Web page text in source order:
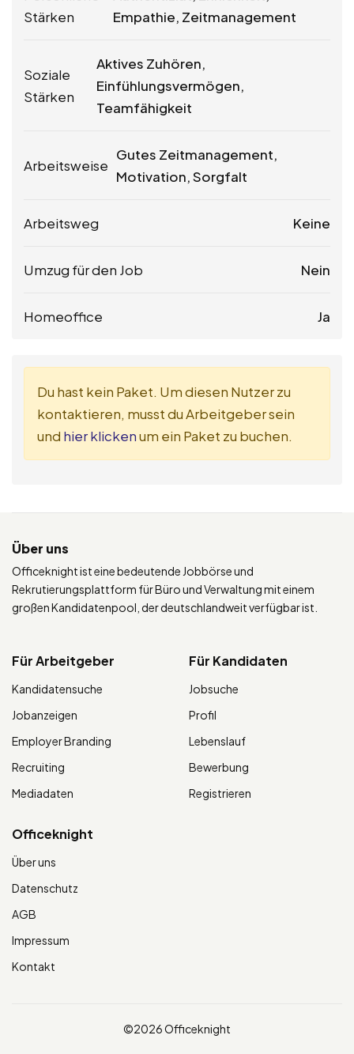
Stärken
Empathie, Zeitmanagement
Soziale
Stärken
Aktives Zuhören,
Einfühlungsvermögen,
Teamfähigkeit
Arbeitsweise
Gutes Zeitmanagement,
Motivation, Sorgfalt
Arbeitsweg Keine
Umzug für den Job Nein
Homeoffice Ja
Du hast kein Paket. Um diesen Nutzer zu
kontaktieren, musst du Arbeitgeber sein
und hier klickenum ein Paket zu buchen.
Über uns
Officeknight ist eine bedeutende Jobbörse und
Rekrutierungsplattform für Büro und Verwaltung mit einem
großen Kandidatenpool, der deutschlandweit verfügbar ist.
Für Arbeitgeber
Kandidatensuche
Jobanzeigen
Employer Branding
Recruiting
Mediadaten
Für Kandidaten
Jobsuche
Profil
Lebenslauf
Bewerbung
Registrieren
Officeknight
Über uns
Datenschutz
AGB
Impressum
Kontakt
©2026 Officeknight